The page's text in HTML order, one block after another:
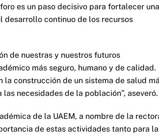
es un paso decisivo para fortalecer una
desarrollo continuo de los recursos
de nuestras y nuestros futuros
más seguro, humano y de calidad.
la construcción de un sistema de salud
necesidades de la población”, aseveró.
de la UAEM, a nombre de la
de estas actividades tanto para la